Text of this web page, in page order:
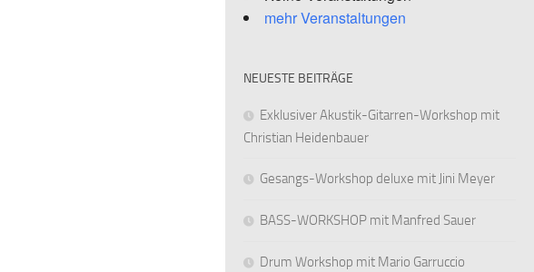
mehr Veranstaltungen
NEUESTE BEITRÄGE
Exklusiver Akustik-Gitarren-Workshop mit
Christian Heidenbauer
Gesangs-Workshop deluxe mit Jini Meyer
BASS-WORKSHOP mit Manfred Sauer
Drum Workshop mit Mario Garruccio